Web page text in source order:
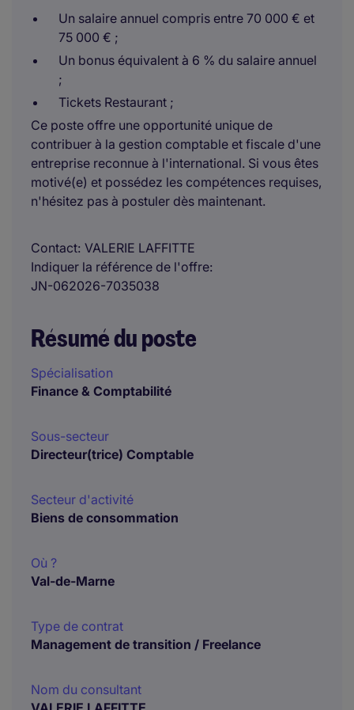
Un salaire annuel compris entre 70 000 € et
75 000 € ;
Un bonus équivalent à 6 % du salaire annuel
;
Tickets Restaurant ;
Ce poste offre une opportunité unique de
contribuer à la gestion comptable et fiscale d'une
entreprise reconnue à l'international. Si vous êtes
motivé(e) et possédez les compétences requises,
n'hésitez pas à postuler dès maintenant.
Contact VALERIE LAFFITTE
Indiquer la référence de l'offre
JN-062026-7035038
Résumé du poste
Spécialisation
Finance & Comptabilité
Sous-secteur
Directeur(trice) Comptable
Secteur d'activité
Biens de consommation
Où ?
Val-de-Marne
Type de contrat
Management de transition / Freelance
Nom du consultant